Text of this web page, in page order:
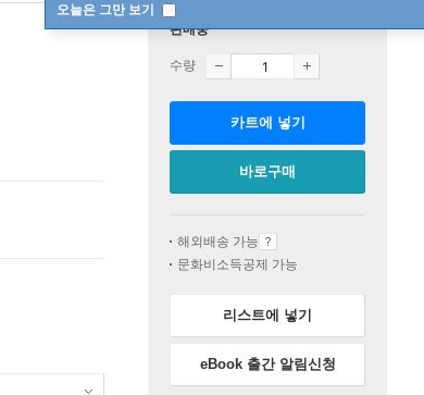
오늘은 그만 보기
판매중
수량
카트에 넣기
바로구매
해외배송 가능
문화비소득공제 가능
리스트에 넣기
eBook 출간 알림신청